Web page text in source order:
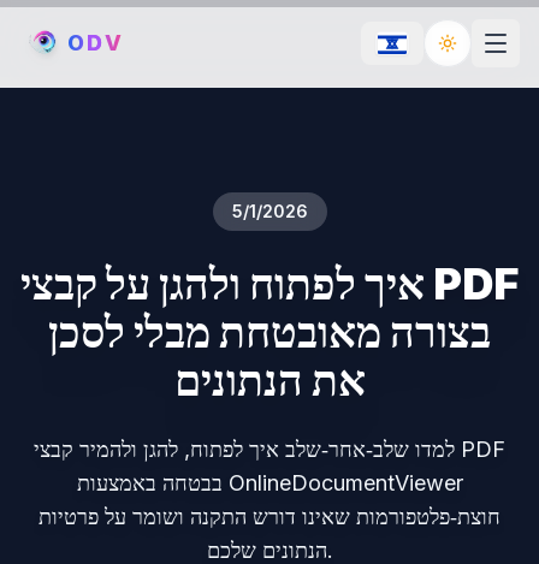
ODV Toggle
5/1/2026
איך לפתוח ולהגן על קבצי PDF
בצורה מאובטחת מבלי לסכן
את הנתונים
למדו שלב‑אחר‑שלב איך לפתוח, להגן ולהמיר קבצי PDF
בבטחה באמצעות OnlineDocumentViewer
חוצת‑פלטפורמות שאינו דורש התקנה ושומר על פרטיות
הנתונים שלכם.